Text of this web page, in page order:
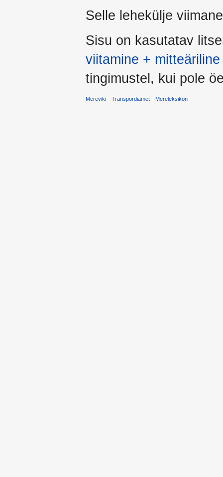
Selle lehekülje
Sisu on kasutatav
viitamine +
tingimustel, kui pole
Mereviki Transpordiamet Mereleksikon